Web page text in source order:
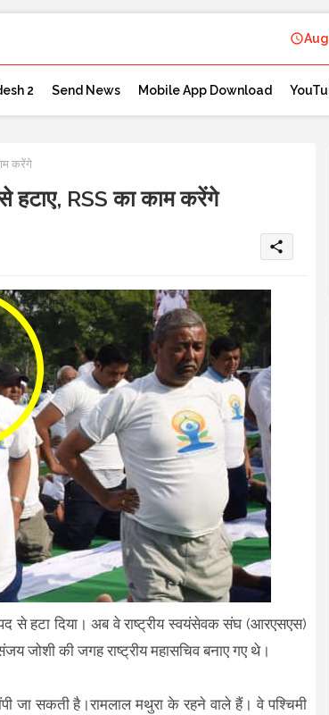
2 Send News Mobile App Download
करेंगे
हटाए, RSS का काम करेंगे
share
से हटा दिया। अब वे राष्ट्रीय स्वयंसेवक संघ (आरएसएस)
जोशी की जगह राष्ट्रीय महासचिव बनाए गए थे।
जा सकती है।रामलाल मथुरा के रहने वाले हैं। वे पश्चिमी